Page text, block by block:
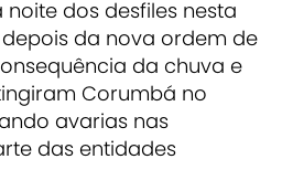
dos desfiles nesta
da nova ordem de
da chuva e
Corumbá no
avarias nas
das entidades